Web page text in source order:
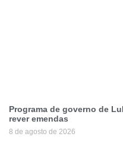
Programa de governo de
rever emendas
8 de agosto de 2026